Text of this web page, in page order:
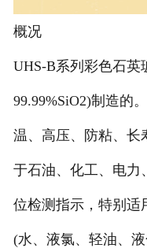
概况
UHS-B系列彩色石
99.99%SiO2)制造的
温、高压、防粘、长
于石油、化工、电力
位检测指示，特别适
(水、液氯、轻油、液